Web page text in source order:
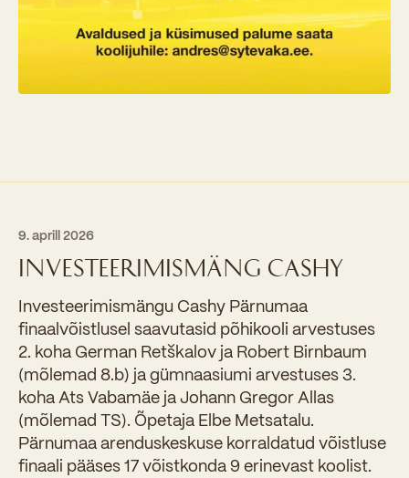
9. aprill 2026
INVESTEERIMISMÄNG CASHY
Investeerimismängu Cashy Pärnumaa
finaalvõistlusel saavutasid põhikooli arvestuses
2. koha German Retškalov ja Robert Birnbaum
(mõlemad 8.b) ja gümnaasiumi arvestuses 3.
koha Ats Vabamäe ja Johann Gregor Allas
(mõlemad TS). Õpetaja Elbe Metsatalu.
Pärnumaa arenduskeskuse korraldatud võistluse
finaali pääses 17 võistkonda 9 erinevast koolist.